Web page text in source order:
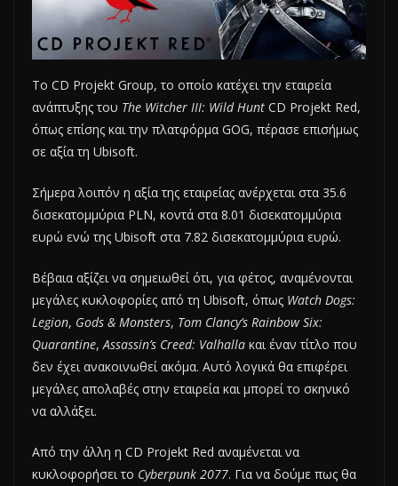
Το CD Projekt Group, το οποίο κατέχει την εταιρεία
ανάπτυξης του The Witcher III: Wild Hunt CD Projekt Red,
όπως επίσης και την πλατφόρμα GOG, πέρασε επισήμως
σε αξία τη Ubisoft.
Σήμερα λοιπόν η αξία της εταιρείας ανέρχεται στα 35.6
δισεκατομμύρια PLN, κοντά στα 8.01 δισεκατομμύρια
ευρώ ενώ της Ubisoft στα 7.82 δισεκατομμύρια ευρώ.
Βέβαια αξίζει να σημειωθεί ότι, για φέτος, αναμένονται
μεγάλες κυκλοφορίες από τη Ubisoft, όπως Watch Dogs:
Legion, Gods & Monsters, Tom Clancy’s Rainbow Six:
Quarantine, Assassin’s Creed: Valhalla και έναν τίτλο που
δεν έχει ανακοινωθεί ακόμα. Αυτό λογικά θα επιφέρει
μεγάλες απολαβές στην εταιρεία και μπορεί το σκηνικό
να αλλάξει.
Από την άλλη η CD Projekt Red αναμένεται να
κυκλοφορήσει το Cyberpunk 2077. Για να δούμε πως θα